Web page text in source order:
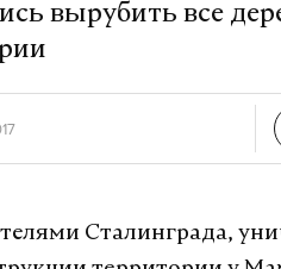
вырубить все
Сталинграда,